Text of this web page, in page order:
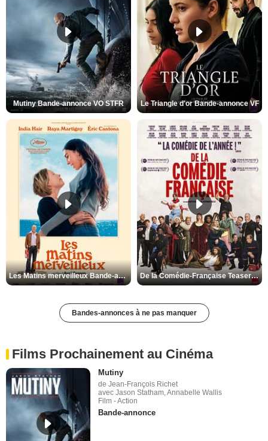
Mutiny Bande-annonce VO STFR Le Triangle d'or Bande-annonce VF
Les Matins merveilleux Bande-annonce VF De la Comédie-Française Teaser VF
Bandes-annonces à ne pas manquer
Films Prochainement au Cinéma
Mutiny
de Jean-François Richet
avec Jason Statham, Annabelle Wallis
Film - Action
Bande-annonce